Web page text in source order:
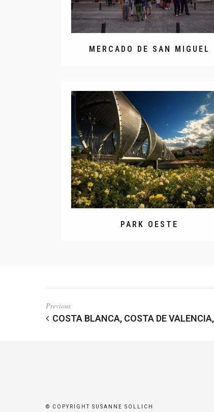
MERCADO DE SAN MIGUEL
PARK OESTE
Previous
COSTA BLANCA, COSTA DE
© COPYRIGHT SUSANNE SOLLICH